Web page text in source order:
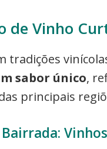
de Vinho
tradições
sabor único,
principais
Bairrada: